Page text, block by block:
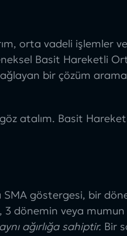
orta vadeli işlemler
Basit Hareketli
bir çözüm
atalım. Basit
SMA göstergesi, bir
3 dönemin veya mumun
ağırlığa sahiptir. Bir